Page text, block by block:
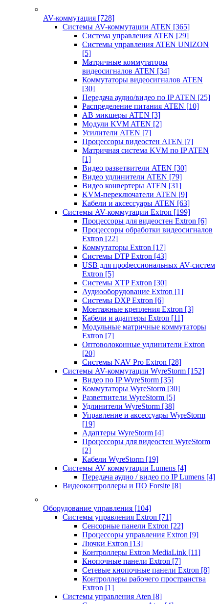
AV-коммутация [728]
Системы AV-коммутации ATEN [365]
Система управления ATEN [29]
Системы управления ATEN UNIZON
[5]
Матричные коммутаторы
видеосигналов ATEN [34]
Коммутаторы видеосигналов ATEN
[30]
Передача аудио/видео по IP ATEN [25]
Распределение питания ATEN [10]
АВ микшеры ATEN [3]
Модули KVM ATEN [2]
Усилители ATEN [7]
Процессоры видеостен ATEN [7]
Матричная система KVM по IP ATEN
[1]
Видео разветвители ATEN [30]
Видео удлинители ATEN [79]
Видео конвертеры ATEN [31]
KVM-переключатели ATEN [9]
Кабели и аксессуары ATEN [63]
Системы AV-коммутации Extron [199]
Процессоры для видеостен Extron [6]
Процессоры обработки видеосигналов
Extron [22]
Коммутаторы Extron [17]
Системы DTP Extron [43]
USB для профессиональных AV-систем
Extron [5]
Системы XTP Extron [30]
Аудиооборудование Extron [1]
Системы DXP Extron [6]
Монтажные крепления Extron [3]
Кабели и адаптеры Extron [11]
Модульные матричные коммутаторы
Extron [7]
Оптоволоконные удлинители Extron
[20]
Системы NAV Pro Extron [28]
Системы AV-коммутации WyreStorm [152]
Видео по IP WyreStorm [35]
Коммутаторы WyreStorm [30]
Разветвители WyreStorm [5]
Удлинители WyreStorm [38]
Управление и аксессуары WyreStorm
[19]
Адаптеры WyreStorm [4]
Процессоры для видеостен WyreStorm
[2]
Кабели WyreStorm [19]
Системы AV коммутации Lumens [4]
Передача аудио / видео по IP Lumens [4]
Видеоконтроллеры и ПО Forsite [8]
Оборудование управления [104]
Системы управления Extron [71]
Сенсорные панели Extron [22]
Процессоры управления Extron [9]
Лючки Extron [13]
Контроллеры Extron MediaLink [11]
Кнопочные панели Extron [7]
Сетевые кнопочные панели Extron [8]
Контроллеры рабочего пространства
Extron [1]
Системы управления Aten [8]